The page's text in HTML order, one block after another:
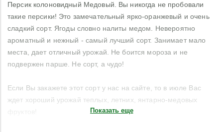
Персик колоновидный Медовый. Вы никогда не пробовали
такие персики! Это замечательный ярко-оранжевый и очень
сладкий сорт. Ягоды словно налиты медом. Невероятно
ароматный и нежный - самый лучший сорт. Занимает мало
места, дает отличный урожай. Не боится мороза и не
подвержен парше. Не сорт, а чудо!
Если Вы закажете этот сорт у нас на сайте, то в июле Вас
ждет хороший урожай теплых, летних, янтарно-медовых
Показать еще